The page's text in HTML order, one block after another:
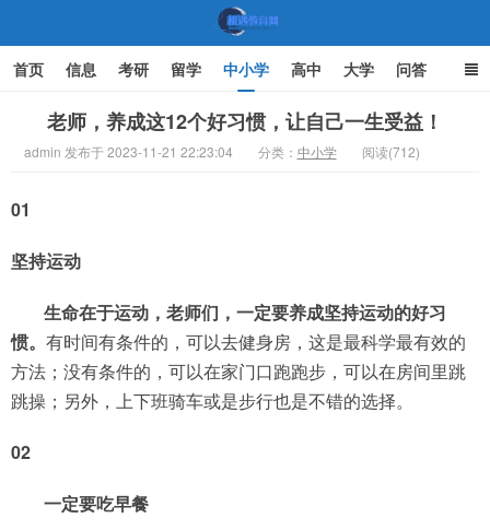
首页 信息 考研 留学 中小学 高中 大学 问答
家庭教育
老师，养成这12个好习惯，让自己一生受益！
admin 发布于 2023-11-21 22:23:04 分类： 中小学 阅读(712)
01
坚持运动
生命在于运动，老师们，一定要养成坚持运动的好习
惯。 有时间有条件的，可以去健身房，这是最科学最有效的
方法；没有条件的，可以在家门口跑跑步，可以在房间里跳
跳操；另外，上下班骑车或是步行也是不错的选择。
02
一定要吃早餐